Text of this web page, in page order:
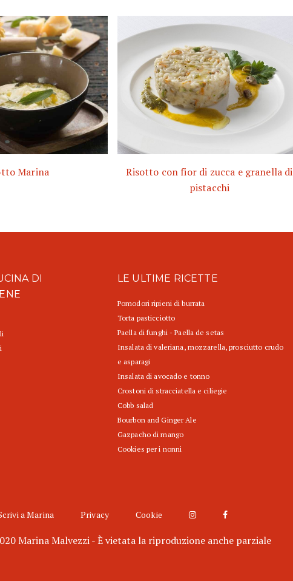
Marina
Risotto con fior di zucca e granella di
pistacchi
DI
LE ULTIME RICETTE
Pomodori ripieni di burrata
Torta pasticciotto
Paella di funghi - Paella de setas
Insalata di valeriana, mozzarella, prosciutto crudo
e asparagi
Insalata di avocado e tonno
Crostoni di stracciatella e ciliegie
Cobb salad
Bourbon and Ginger Ale
Gazpacho di mango
Cookies per i nonni
a Marina Privacy Cookie
Marina Malvezzi - È vietata la riproduzione anche parziale